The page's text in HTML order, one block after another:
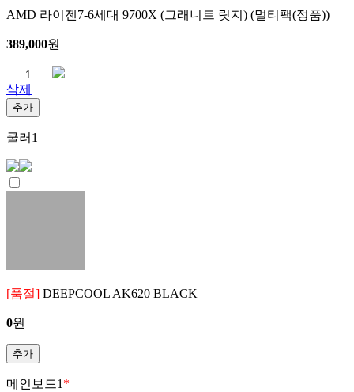
AMD 라이젠7-6세대 9700X (그래니트 릿지) (멀티팩(정품))
389,000원
삭제
추가
쿨러 1
[품절] DEEPCOOL AK620 BLACK
0원
추가
메인보드1 *